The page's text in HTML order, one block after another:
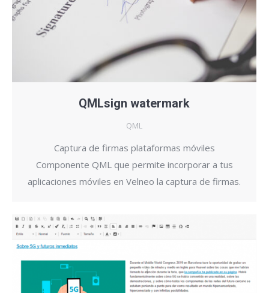
QMLsign watermark
QML
Captura de firmas plataformas móviles
Componente QML que permite incorporar a tus
aplicaciones móviles en Velneo la captura de firmas.